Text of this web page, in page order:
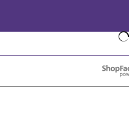
WebShop